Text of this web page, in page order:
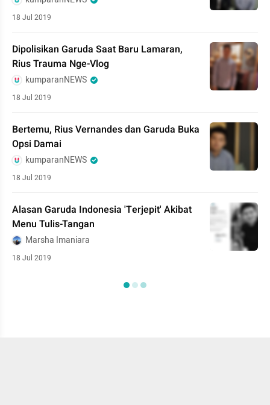
18 Jul 2019
Dipolisikan Garuda Saat Baru Lamaran,
Rius Trauma Nge-Vlog
kumparanNEWS
18 Jul 2019
Bertemu, Rius Vernandes dan Garuda Buka
Opsi Damai
kumparanNEWS
18 Jul 2019
Alasan Garuda Indonesia 'Terjepit' Akibat
Menu Tulis-Tangan
Marsha Imaniara
18 Jul 2019